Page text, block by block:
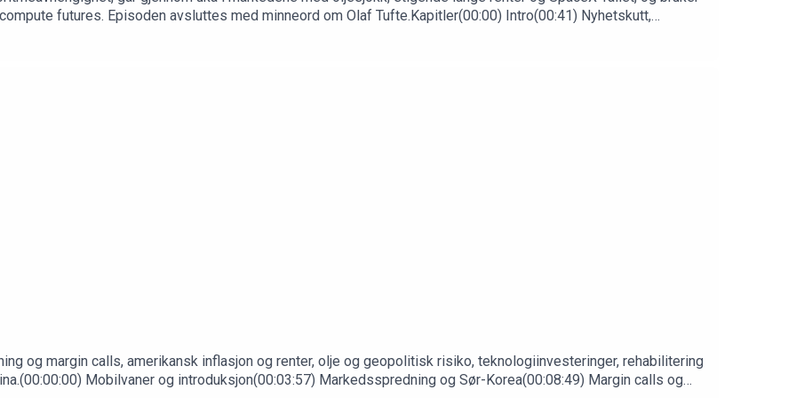
futures. Episoden avsluttes med minneord om Olaf Tufte.Kapitler(00:00) Intro(00:41) Nyhetskutt,
agenter i stedet for skjermtid(21:07) Ukens research: AI-forakten i tallene(30:13) Markedet sist uke: oljesjokk,
kredittmarkedets varsel(44:24) Råvarer og krypto: olje, gass, bitcoin og hetebølge-traden(52:41) Trump-aksjene,
Tufte
og margin calls, amerikansk inflasjon og renter, olje og geopolitisk risiko, teknologiinvesteringer, rehabilitering
Mobilvaner og introduksjon(00:03:57) Markedsspredning og Sør-Korea(00:08:49) Margin calls og